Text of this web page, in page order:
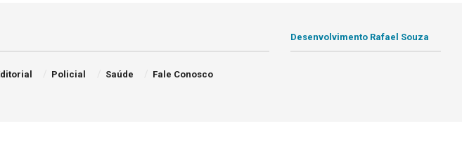
Policial Saúde Fale Conosco
Desenvolvimento Rafael Souza